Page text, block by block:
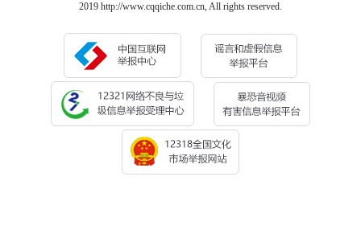
2019 http://www.cqqiche.com.cn, All rights reserved.